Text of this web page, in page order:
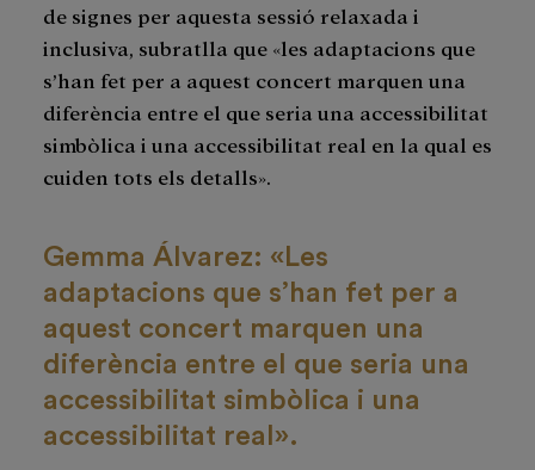
de signes per aquesta sessió relaxada i
inclusiva, subratlla que «les adaptacions que
s’han fet per a aquest concert marquen una
diferència entre el que seria una accessibilitat
simbòlica i una accessibilitat real en la qual es
cuiden tots els detalls».
Gemma Álvarez: «Les
adaptacions que s’han fet per a
aquest concert marquen una
diferència entre el que seria una
accessibilitat simbòlica i una
accessibilitat real».